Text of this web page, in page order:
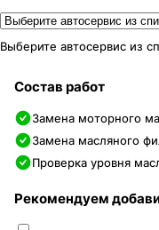
Выберите автосервис из
Состав работ
Замена моторного
Замена масляного
Проверка уровня
Рекомендуем